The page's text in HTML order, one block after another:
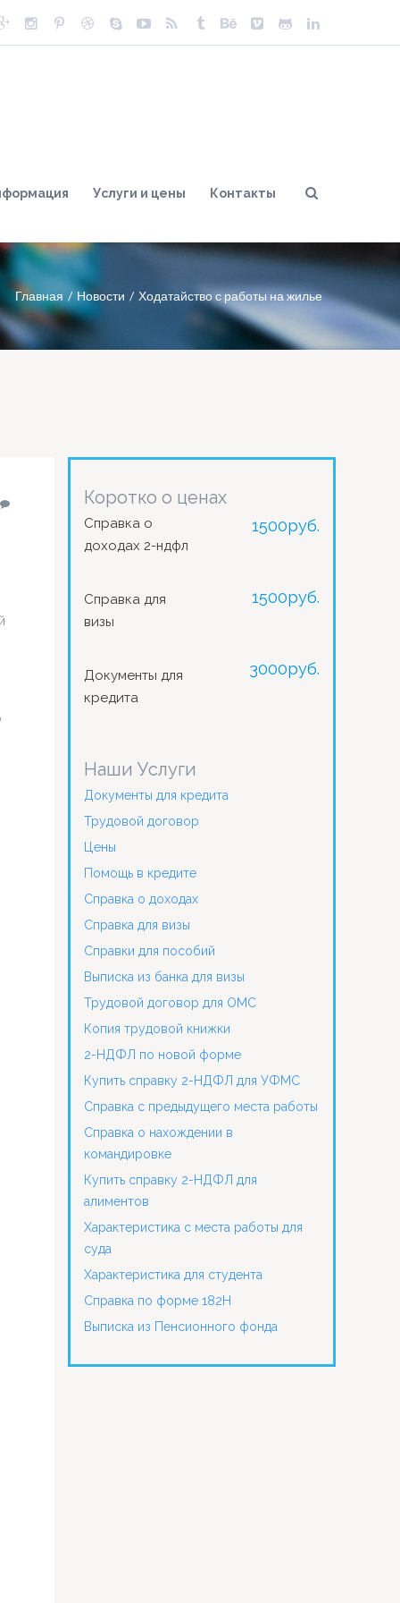
Услуги и цены Контакты
Главная Новости Ходатайство с работы на жилье
Коротко о ценах
Справка о
доходах 2-ндфл
Справка для
визы
Документы для
кредита
1500руб.
1500руб.
3000руб.
Наши Услуги
Документы для кредита
Трудовой договор
Цены
Помощь в кредите
Справка о доходах
Справка для визы
Справки для пособий
Выписка из банка для визы
Трудовой договор для ОМС
Копия трудовой книжки
2-НДФЛ по новой форме
Купить справку 2-НДФЛ для УФМС
Справка с предыдущего места работы
Справка о нахождении в
командировке
Купить справку 2-НДФЛ для
алиментов
Характеристика с места работы для
суда
Характеристика для студента
Справка по форме 182Н
Выписка из Пенсионного фонда